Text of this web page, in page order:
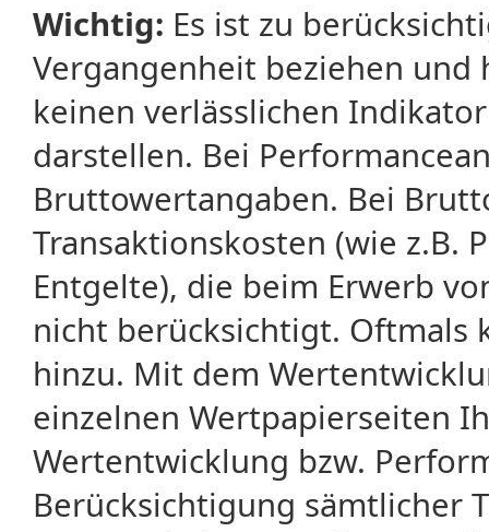
Wichtig: Es ist zu
Vergangenheit beziehen
keinen verlässlichen
darstellen. Bei
Bruttowertangaben. Bei
Transaktionskosten (wie z.B.
Entgelte), die beim Erwerb
nicht berücksichtigt. Oftmals
hinzu. Mit dem
einzelnen Wertpapierseiten
Wertentwicklung bzw.
Berücksichtigung sämtlicher